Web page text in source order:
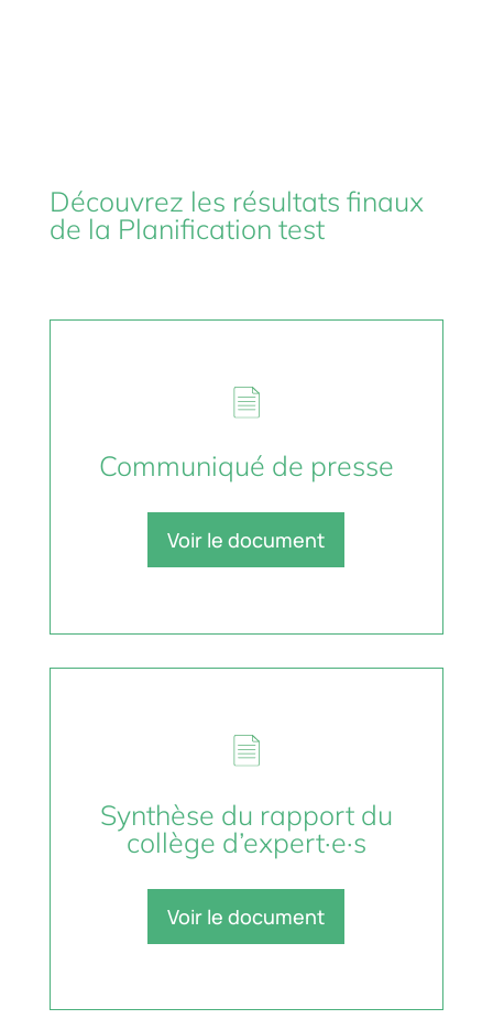
Découvrez les résultats finaux
de la Planification test
Communiqué de presse
Voir le document
Synthèse du rapport du
collège d’expert·e·s
Voir le document